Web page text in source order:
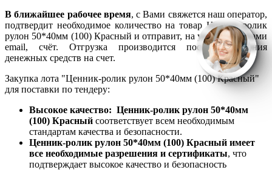
В ближайшее рабочее время, с Вами свяжется наш оператор,
подтвердит необходимое количество на товар Ценник-ролик
рулон 50*40мм (100) Красный и отправит, на указанный Вами
email, счёт. Отгрузка производится после зачисления
денежных средств на счет.
Закупка лота "Ценник-ролик рулон 50*40мм (100) Красный"
для поставки по тендеру:
Высокое качество: Ценник-ролик рулон 50*40мм
(100) Красный соответствует всем необходимым
стандартам качества и безопасности.
Ценник-ролик рулон 50*40мм (100) Красный имеет
все необходимые разрешения и сертификаты, что
подтверждает высокое качество и безопасность